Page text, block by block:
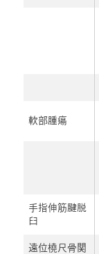
軟部腫瘍
手指伸筋腱脱
臼
遠位橈尺骨関